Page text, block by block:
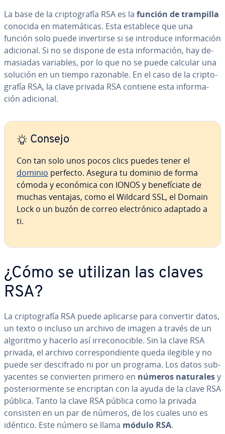
La base de la cri­p­to­gra­fía RSA es la función de trampilla
conocida en ma­te­má­ti­cas. Esta establece que una
función solo puede in­ve­r­ti­r­se si se introduce in­fo­r­ma­ción
adicional. Si no se dispone de esta in­fo­r­ma­ción, hay de­
ma­sia­das variables, por lo que no se puede calcular una
solución en un tiempo razonable. En el caso de la cri­p­to­
gra­fía RSA, la clave privada RSA contiene esta in­fo­r­ma­
ción adicional.
Consejo
Con tan solo unos pocos clics puedes tener el
dominio perfecto. Asegura tu dominio de forma
cómoda y económica con IONOS y be­ne­fí­cia­te de
muchas ventajas, como el Wildcard SSL, el Domain
Lock o un buzón de correo ele­c­tró­ni­co adaptado a
ti.
¿Cómo se utilizan las claves
RSA?
La cri­p­to­gra­fía RSA puede aplicarse para convertir datos,
un texto o incluso un archivo de imagen a través de un
algoritmo y hacerlo así irre­co­no­ci­ble. Sin la clave RSA
privada, el archivo co­rre­s­po­n­die­n­te queda ilegible y no
puede ser de­s­ci­fra­do ni por un programa. Los datos su­b­
ya­ce­n­tes se co­n­vie­r­ten primero en números naturalesy
po­s­te­rio­r­me­n­te se encriptan con la ayuda de la clave RSA
pública. Tanto la clave RSA pública como la privada
consisten en un par de números, de los cuales uno es
idéntico. Este número se llama módulo RSA.